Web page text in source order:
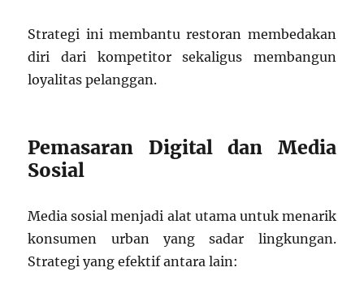
Strategi ini membantu restoran membedakan
diri dari kompetitor sekaligus membangun
loyalitas pelanggan.
Pemasaran Digital dan Media
Sosial
Media sosial menjadi alat utama untuk menarik
konsumen urban yang sadar lingkungan.
Strategi yang efektif antara lain: